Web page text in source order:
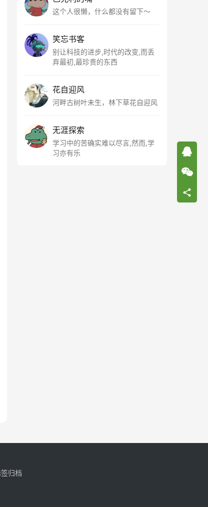
这个人很懒，什么都没有留下～
笑忘书客
别让科技的进步,时代的改变,而丢
弃最初,最珍贵的东西
花自迎风
河畔古树叶未生，林下草花自迎风
无涯探索
学习中的苦确实难以尽言,然而,学
习亦有乐
归档